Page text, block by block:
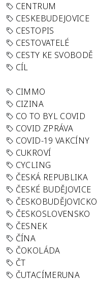
CENTRUM
CESKEBUDEJOVICE
CESTOPIS
CESTOVATELÉ
CESTY KE SVOBODĚ
CÍL
CIMMO
CIZINA
CO TO BYL COVID
COVID ZPRÁVA
COVID-19 VAKCÍNY
CUKROVÍ
CYCLING
ČESKÁ REPUBLIKA
ČESKÉ BUDĚJOVICE
ČESKOBUDĚJOVICKO
ČESKOSLOVENSKO
ČESNEK
ČÍNA
ČOKOLÁDA
ČT
ČUTACÍMERUNA